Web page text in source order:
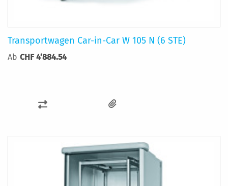
Transportwagen Car-in-Car W 105 N (6 STE)
Ab CHF 4’884.54
ZUR
HINZUFÜGEN